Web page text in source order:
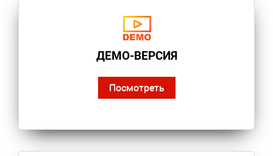
ДЕМО-ВЕРСИЯ
Посмотреть